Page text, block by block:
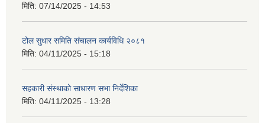
मिति: 07/14/2025 - 14:53
टोल सुधार समिति संचालन कार्यविधि २०८१
मिति: 04/11/2025 - 15:18
सहकारी संस्थाको साधारण सभा निर्देशिका
मिति: 04/11/2025 - 13:28